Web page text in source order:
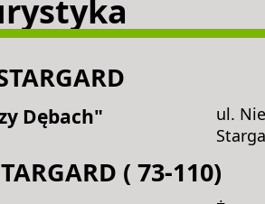
Dębach"
ul.
( 73-110)